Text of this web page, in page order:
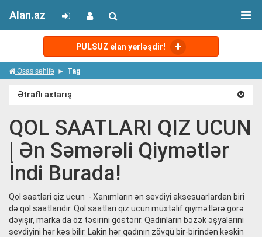
PULSUZ elan yerləşdir!
Alan.az
Əsas səhifə Tag
Ətraflı axtarış
QOL SAATLARI QIZ UCUN
| Ən Səmərəli Qiymətlər
İndi Burada!
Qol saatlari qiz ucun - Xanımların ən sevdiyi aksesuarlardan biri
də qol saatlaridir. Qol saatlari qiz ucun müxtəlif qiymətlərə görə
dəyişir, marka da öz təsirini göstərir. Qadınların bəzək əşyalarını
sevdiyini hər kəs bilir. Lakin hər qadının zövqü bir-birindən kəskin